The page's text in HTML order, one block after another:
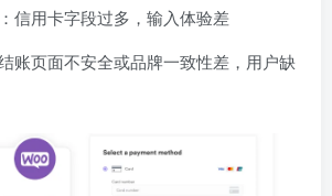
：信用卡字段过多，输入体验差
账页面不安全或品牌一致性差，用户缺